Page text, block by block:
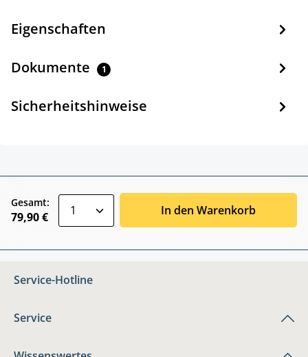
Eigenschaften
Dokumente 1
Sicherheitshinweise
Gesamt:
79,90 € In den Warenkorb
Service-Hotline
Service